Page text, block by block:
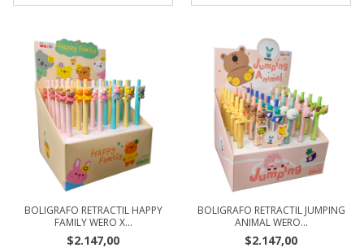
BOLIGRAFO RETRACTIL HAPPY
FAMILY WERO X...
$2.147,00
BOLIGRAFO RETRACTIL JUMPING
ANIMAL WERO...
$2.147,00